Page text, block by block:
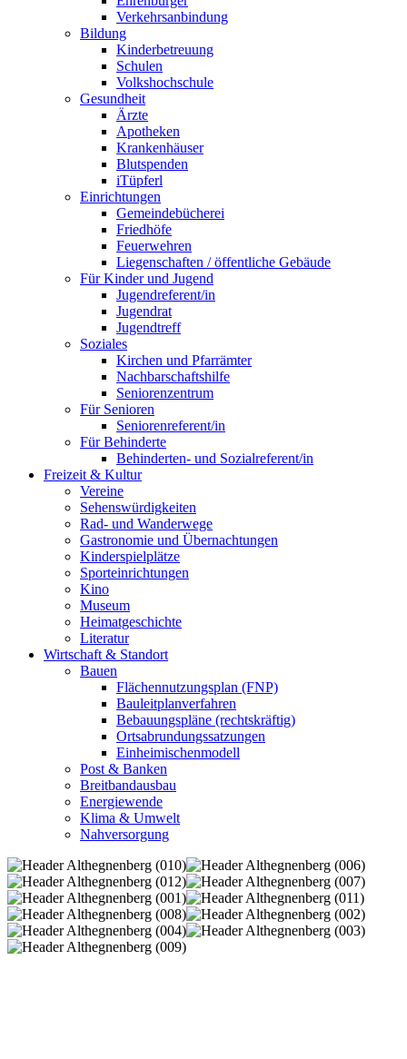
Verkehrsanbindung
Bildung
Kinderbetreuung
Schulen
Volkshochschule
Gesundheit
Ärzte
Apotheken
Krankenhäuser
Blutspenden
iTüpferl
Einrichtungen
Gemeindebücherei
Friedhöfe
Feuerwehren
Liegenschaften / öffentliche Gebäude
Für Kinder und Jugend
Jugendreferent/in
Jugendrat
Jugendtreff
Soziales
Kirchen und Pfarrämter
Nachbarschaftshilfe
Seniorenzentrum
Für Senioren
Seniorenreferent/in
Für Behinderte
Behinderten- und Sozialreferent/in
Freizeit & Kultur
Vereine
Sehenswürdigkeiten
Rad- und Wanderwege
Gastronomie und Übernachtungen
Kinderspielplätze
Sporteinrichtungen
Kino
Museum
Heimatgeschichte
Literatur
Wirtschaft & Standort
Bauen
Flächennutzungsplan (FNP)
Bauleitplanverfahren
Bebauungspläne (rechtskräftig)
Ortsabrundungssatzungen
Einheimischenmodell
Post & Banken
Breitbandausbau
Energiewende
Klima & Umwelt
Nahversorgung